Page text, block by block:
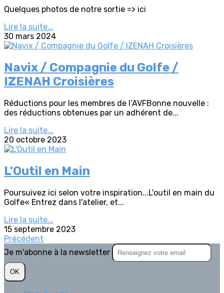
Quelques photos de notre sortie => ici
Lire la suite...
30 mars 2024
Navix / Compagnie du Golfe /
IZENAH Croisières
Réductions pour les membres de l’AVFBonne nouvelle :
des réductions obtenues par un adhérent de...
Lire la suite...
20 octobre 2023
L'Outil en Main
Poursuivez ici selon votre inspiration...L'outil en main du
Golfe« Entrez dans l'atelier, et...
Lire la suite...
15 septembre 2023
Précédent
Je m'abonne à la newsletter
OK